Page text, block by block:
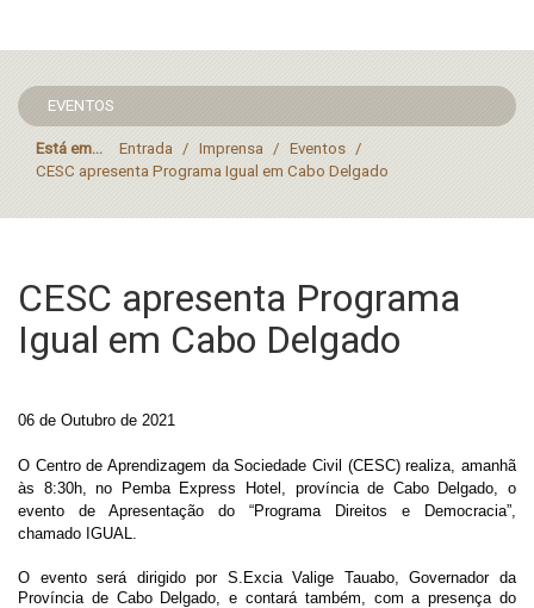
EVENTOS
Está em... Entrada / Imprensa / Eventos /
CESC apresenta Programa Igual em Cabo Delgado
CESC apresenta Programa
Igual em Cabo Delgado
06 de Outubro de 2021
O Centro de Aprendizagem da Sociedade Civil (CESC) realiza, amanhã
às 8:30h, no Pemba Express Hotel, província de Cabo Delgado, o
evento de Apresentação do “Programa Direitos e Democracia”,
chamado IGUAL.
O evento será dirigido por S.Excia Valige Tauabo, Governador da
Província de Cabo Delgado, e contará também, com a presença do